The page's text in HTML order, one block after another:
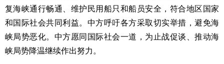
复海峡通行畅通、维护民用船只和船员安全，符合地区国家
和国际社会共同利益。中方呼吁各方采取切实举措，避免海
峡局势恶化。中方愿同国际社会一道，为止战促谈、推动海
峡局势降温继续作出努力。